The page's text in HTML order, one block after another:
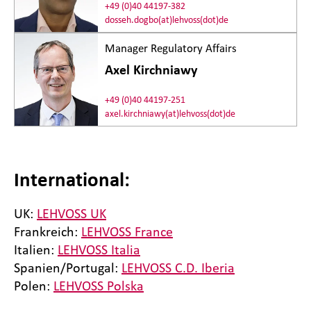
+49 (0)40 44197-382
dosseh.dogbo(at)lehvoss(dot)de
Manager Regulatory Affairs
Axel Kirchniawy
+49 (0)40 44197-251
axel.kirchniawy(at)lehvoss(dot)de
International:
UK: LEHVOSS UK
Frankreich: LEHVOSS France
Italien: LEHVOSS Italia
Spanien/Portugal: LEHVOSS C.D. Iberia
Polen: LEHVOSS Polska